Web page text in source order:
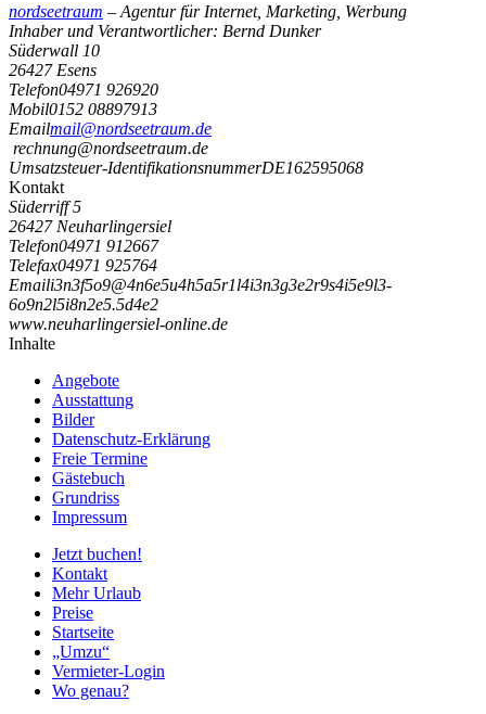
nordseetraum – Agentur für Internet, Marketing, Werbung
Inhaber und Verantwortlicher: Bernd Dunker
Süderwall 10
26427 Esens
Telefon04971 926920
Mobil0152 08897913
Emailmail@nordseetraum.de
rechnung@nordseetraum.de
Umsatzsteuer-IdentifikationsnummerDE162595068
Kontakt
Süderriff 5
26427 Neuharlingersiel
Telefon04971 912667
Telefax04971 925764
Emaili3n3f5o9@4n6e5u4h5a5r1l4i3n3g3e2r9s4i5e9l3-
6o9n2l5i8n2e5.5d4e2
www.neuharlingersiel-online.de
Inhalte
Angebote
Ausstattung
Bilder
Datenschutz-Erklärung
Freie Termine
Gästebuch
Grundriss
Impressum
Jetzt buchen!
Kontakt
Mehr Urlaub
Preise
Startseite
„Umzu“
Vermieter-Login
Wo genau?